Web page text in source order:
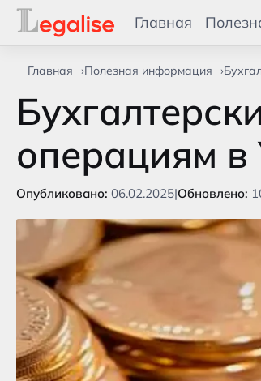
Главная
Главная Полезная информация
операциям в
Опубликовано: 06.02.2025|Обновлено: